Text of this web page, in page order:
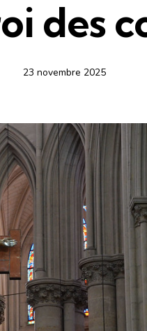
des
23 novembre 2025